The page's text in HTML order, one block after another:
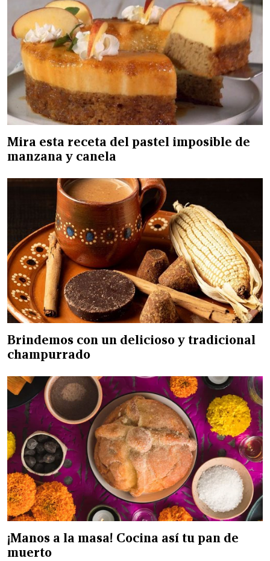
Mira esta receta del pastel imposible de
manzana y canela
Brindemos con un delicioso y tradicional
champurrado
¡Manos a la masa! Cocina así tu pan de
muerto